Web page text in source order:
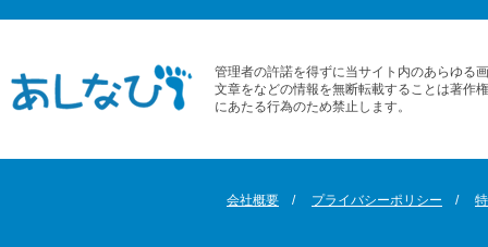
管理者の許諾を得ずに当サイト内のあらゆる
文章をなどの情報を無断転載することは著作
にあたる行為のため禁止します。
会社概要 プライバシーポリシー